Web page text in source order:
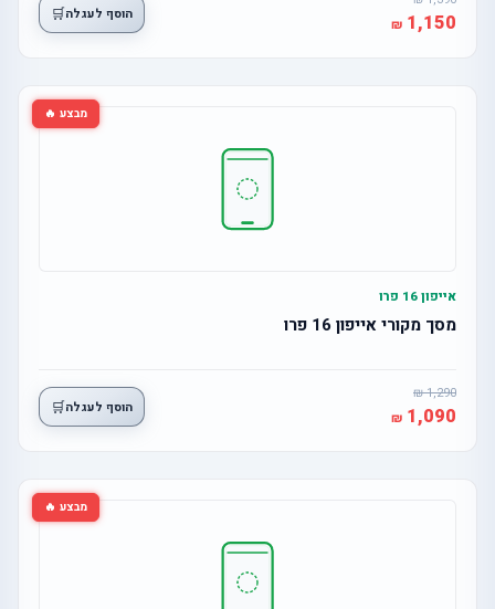
1,150 הוסף לעגלה🛒
מבצע 🔥
אייפון 16 פרו
מסך מקורי אייפון 16 פרו
1,290
1,090 הוסף לעגלה🛒
מבצע 🔥